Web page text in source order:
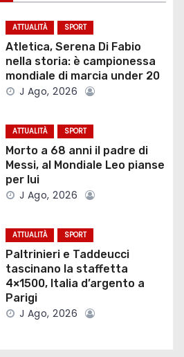
ATTUALITÀ SPORT
Atletica, Serena Di Fabio
nella storia: è campionessa
mondiale di marcia under 20
J Ago, 2026
ATTUALITÀ SPORT
Morto a 68 anni il padre di
Messi, al Mondiale Leo pianse
per lui
J Ago, 2026
ATTUALITÀ SPORT
Paltrinieri e Taddeucci
tascinano la staffetta
4×1500, Italia d’argento a
Parigi
J Ago, 2026